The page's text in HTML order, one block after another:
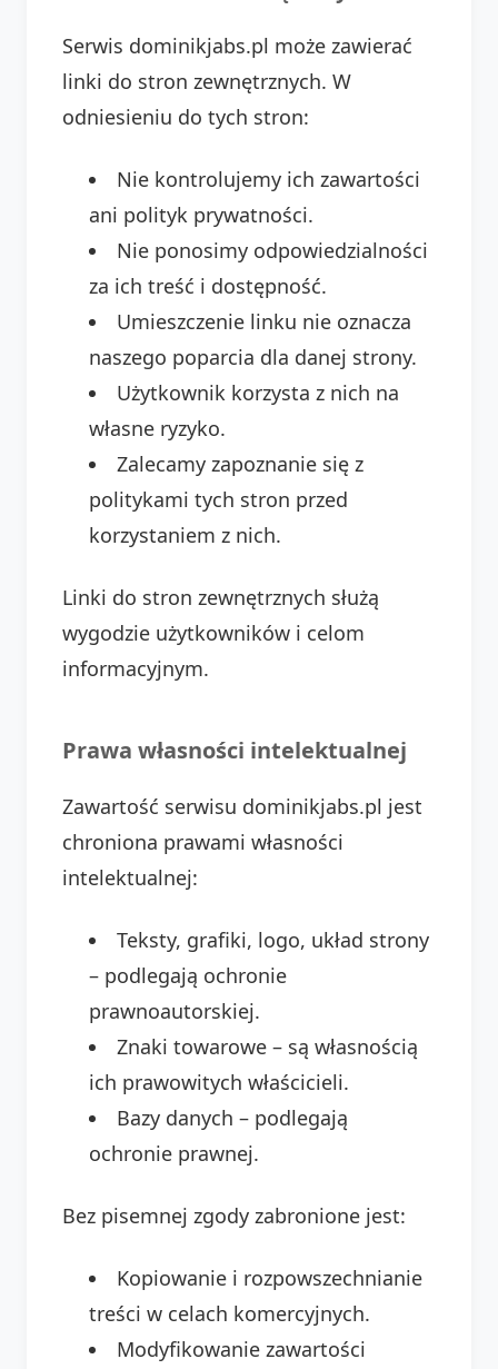
Serwis dominikjabs.pl może zawierać
linki do stron zewnętrznych. W
odniesieniu do tych stron:
Nie kontrolujemy ich zawartości
ani polityk prywatności.
Nie ponosimy odpowiedzialności
za ich treść i dostępność.
Umieszczenie linku nie oznacza
naszego poparcia dla danej strony.
Użytkownik korzysta z nich na
własne ryzyko.
Zalecamy zapoznanie się z
politykami tych stron przed
korzystaniem z nich.
Linki do stron zewnętrznych służą
wygodzie użytkowników i celom
informacyjnym.
Prawa własności intelektualnej
Zawartość serwisu dominikjabs.pl jest
chroniona prawami własności
intelektualnej:
Teksty, grafiki, logo, układ strony
– podlegają ochronie
prawnoautorskiej.
Znaki towarowe – są własnością
ich prawowitych właścicieli.
Bazy danych – podlegają
ochronie prawnej.
Bez pisemnej zgody zabronione jest:
Kopiowanie i rozpowszechnianie
treści w celach komercyjnych.
Modyfikowanie zawartości